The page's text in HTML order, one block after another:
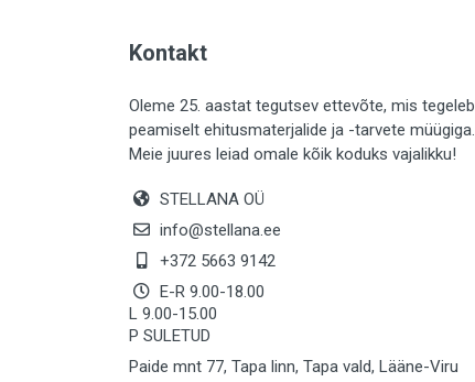
LIISTUD (183)
KIVID (31)
KATTED (132)
MAALRITARBED (1025)
SOOJUSTUS (16)
KEEMIA (220)
TÖÖRIIDED (117)
SAUN (8)
Kontakt
Oleme 25. aastat tegutsev ettevõte, mis tegeleb
peamiselt ehitusmaterjalide ja -tarvete müügiga.
Meie juures leiad omale kõik koduks vajalikku!
STELLANA OÜ
info@stellana.ee
+372 5663 9142
E-R 9.00-18.00
L 9.00-15.00
P SULETUD
Paide mnt 77, Tapa linn, Tapa vald, Lääne-Viru